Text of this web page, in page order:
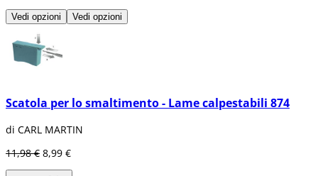
Vedi opzioni Vedi opzioni
Scatola per lo smaltimento - Lame calpestabili 874
di CARL MARTIN
11,98 € 8,99 €